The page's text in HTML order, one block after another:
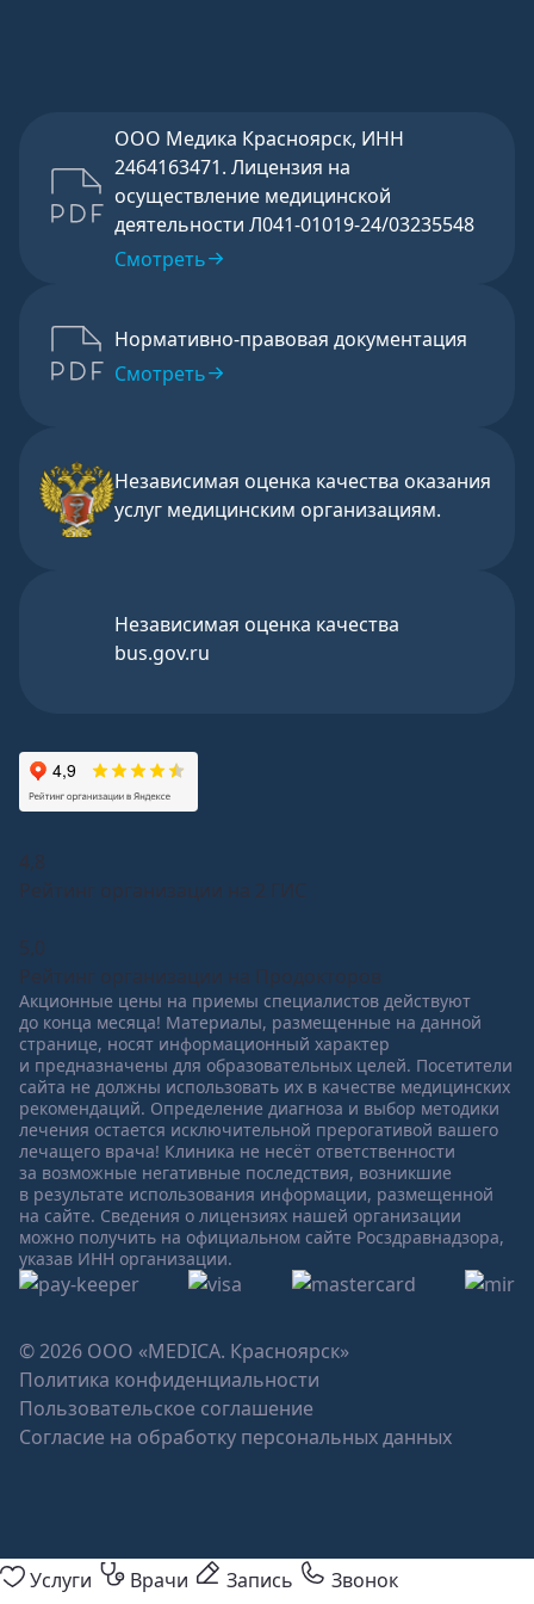
ООО Медика Красноярск, ИНН
2464163471. Лицензия на
осуществление медицинской
деятельности Л041-01019-24/03235548
Смотреть
Нормативно-правовая документация
Смотреть
Независимая оценка качества оказания
услуг медицинским организациям.
Независимая оценка качества
bus.gov.ru
4,8
Рейтинг организации на 2 ГИС
5,0
Рейтинг организации на Продокторов
Акционные цены на приемы специалистов действуют
до конца месяца! Материалы, размещенные на данной
странице, носят информационный характер
и предназначены для образовательных целей. Посетители
сайта не должны использовать их в качестве медицинских
рекомендаций. Определение диагноза и выбор методики
лечения остается исключительной прерогативой вашего
лечащего врача! Клиника не несёт ответственности
за возможные негативные последствия, возникшие
в результате использования информации, размещенной
на сайте. Сведения о лицензиях нашей организации
можно получить на официальном сайте Росздравнадзора,
указав ИНН организации.
© 2026 ООО «MEDICA. Красноярск»
Политика конфиденциальности
Пользовательское соглашение
Согласие на обработку персональных данных
Услуги Врачи Запись Звонок